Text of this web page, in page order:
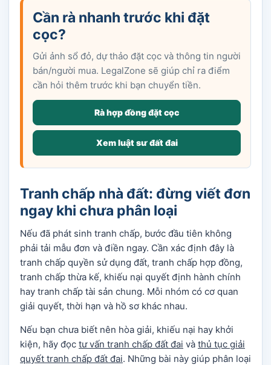
Cần rà nhanh trước khi đặt
cọc?
Gửi ảnh sổ đỏ, dự thảo đặt cọc và thông tin người
bán/người mua. LegalZone sẽ giúp chỉ ra điểm
cần hỏi thêm trước khi bạn chuyển tiền.
Rà hợp đồng đặt cọc
Xem luật sư đất đai
Tranh chấp nhà đất: đừng viết đơn
ngay khi chưa phân loại
Nếu đã phát sinh tranh chấp, bước đầu tiên không
phải tải mẫu đơn và điền ngay. Cần xác định đây là
tranh chấp quyền sử dụng đất, tranh chấp hợp đồng,
tranh chấp thừa kế, khiếu nại quyết định hành chính
hay tranh chấp tài sản chung. Mỗi nhóm có cơ quan
giải quyết, thời hạn và hồ sơ khác nhau.
Nếu bạn chưa biết nên hòa giải, khiếu nại hay khởi
kiện, hãy đọc tư vấn tranh chấp đất đai và thủ tục giải
quyết tranh chấp đất đai. Những bài này giúp phân loại